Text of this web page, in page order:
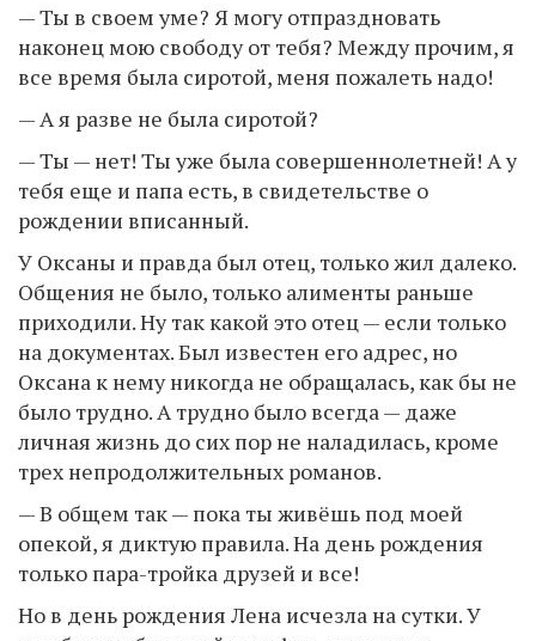
— Ты в своем уме? Я могу отпраздновать
наконец мою свободу от тебя? Между прочим, я
все время была сиротой, меня пожалеть надо!
— А я разве не была сиротой?
— Ты — нет! Ты уже была совершеннолетней! А у
тебя еще и папа есть, в свидетельстве о
рождении вписанный.
У Оксаны и правда был отец, только жил далеко.
Общения не было, только алименты раньше
приходили. Ну так какой это отец — если только
на документах. Был известен его адрес, но
Оксана к нему никогда не обращалась, как бы не
было трудно. А трудно было всегда — даже
личная жизнь до сих пор не наладилась, кроме
трех непродолжительных романов.
— В общем так — пока ты живёшь под моей
опекой, я диктую правила. На день рождения
только пара-тройка друзей и все!
Но в день рождения Лена исчезла на сутки. У